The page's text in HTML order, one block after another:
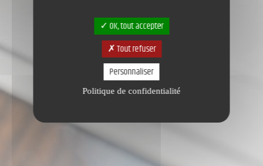
OK, tout accepter
Tout refuser
Personnaliser
Politique de confidentialité